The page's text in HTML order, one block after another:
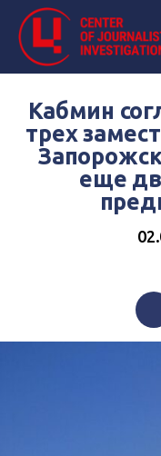
Кабмин
трех
еще